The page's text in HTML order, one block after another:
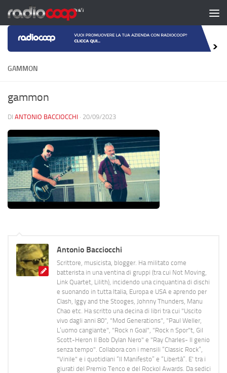
Salta al contenuto
GAMMON
gammon
DI ANTONIO BACCIOCCHI · 20/09/2023
Antonio Bacciocchi
Scrittore, musicista, blogger. Ha militato come
batterista in una ventina di gruppi (tra cui Not Moving,
Link Quartet, Lilith), incidendo una cinquantina di dischi
e suonando in tutta Italia, Europa e USA e aprendo per
Clash, Iggy and the Stooges, Johnny Thunders, Manu
Chao etc. Ha scritto una decina di libri tra cui "Uscito
vivo dagli anni 80", "Mod Generations", "Paul Weller,
L’uomo cangiante", "Rock n Goal", "Rock n Spor"t, Gil
Scott-Heron Il Bob Dylan Nero" e "Ray Charles- Il genio
senza tempo". Collabora con i mensili “Classic Rock”,
"Vinile" e i quotidiani “Il Manifesto” e “Libertà”. E' tra i
giurati del Premio Tenco e del Rockol Awards. Da sedici